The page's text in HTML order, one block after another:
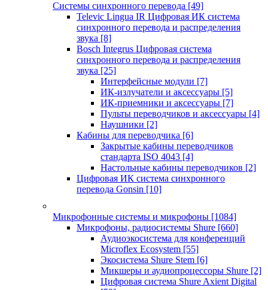
Системы синхронного перевода [49]
Televic Lingua IR Цифровая ИК система
синхронного перевода и распределения
звука [8]
Bosch Integrus Цифровая система
синхронного перевода и распределения
звука [25]
Интерфейсные модули [7]
ИК-излучатели и аксессуары [5]
ИК-приемники и аксессуары [7]
Пульты переводчиков и аксессуары [4]
Наушники [2]
Кабины для переводчика [6]
Закрытые кабины переводчиков
стандарта ISO 4043 [4]
Настольные кабины переводчиков [2]
Цифровая ИК система синхронного
перевода Gonsin [10]
Микрофонные системы и микрофоны [1084]
Микрофоны, радиосистемы Shure [660]
Аудиоэкосистема для конференций
Microflex Ecosystem [55]
Экосистема Shure Stem [6]
Микшеры и аудиопроцессоры Shure [2]
Цифровая система Shure Axient Digital